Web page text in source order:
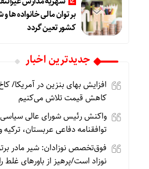
بر توان مالی خانواده ها
کشور تعین گردد
جديدترين اخبار
افزایش بهای بنزین در آمریکا/
کاهش قیمت تلاش می‌کنیم
واکنش رئیس شورای عالی
توافقنامه دفاعی عربستان، ترکیه
فوق‌تخصص نوزادان: شیر مادر
نوزاد است/پرهیز از باورهای غلط